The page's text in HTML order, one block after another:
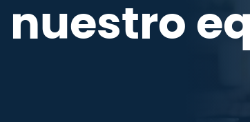
nuestro